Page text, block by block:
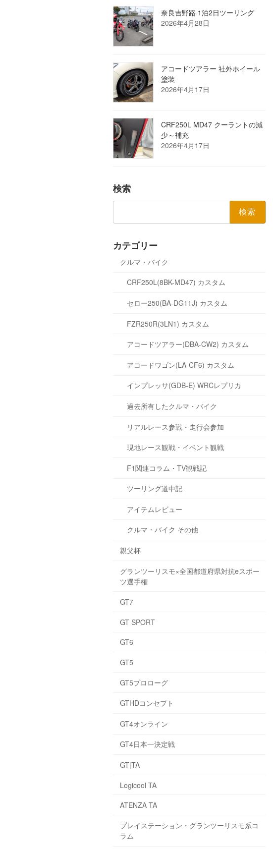
奈良吉野路 1泊2日ツーリング
2026年4月28日
アコードツアラー 社外ホイール
塗装
2026年4月17日
CRF250L MD47 クーラントの減
少～補充
2026年4月17日
検索
カテゴリー
クルマ・バイク
CRF250L(8BK-MD47) カスタム
セロー250(BA-DG11J) カスタム
FZR250R(3LN1) カスタム
アコードツアラー(DBA-CW2) カスタム
アコードワゴン(LA-CF6) カスタム
インプレッサ(GDB-E) WRCレプリカ
過去所有したクルマ・バイク
リアルレース参戦・走行会参加
現地レース観戦・イベント観戦
F1関連コラム・TV観戦記
ツーリング道中記
アイテムレビュー
クルマ・バイク その他
親父杯
グランツーリスモ×全国都道府県対抗eスポー
ツ選手権
GT7
GT SPORT
GT6
GT5
GT5プロローグ
GTHDコンセプト
GT4オンライン
GT4日本一決定戦
GT|TA
Logicool TA
ATENZA TA
プレイステーション・グランツーリスモ系コ
ラム